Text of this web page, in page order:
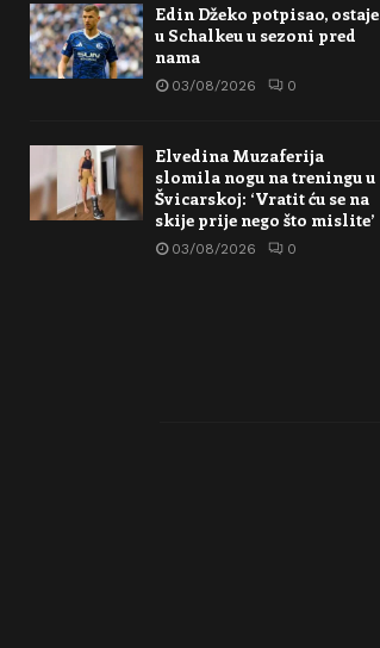
Edin Džeko potpisao, ostaje
u Schalkeu u sezoni pred
nama
03/08/2026 0
Elvedina Muzaferija
slomila nogu na treningu u
Švicarskoj: ‘Vratit ću se na
skije prije nego što mislite’
03/08/2026 0